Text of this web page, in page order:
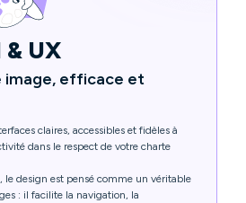
& UX
image, efficace et
claires, accessibles et fidèles à
dans le respect de votre charte
le design est pensé comme un véritable
: il facilite la navigation, la